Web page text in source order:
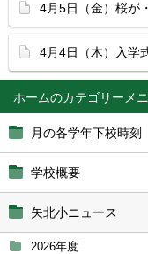
ホーム
月の各学年下校時刻
学校概要
矢北小ニュース
2026年度
4月5日（金）桜が
4月4日（木）入学